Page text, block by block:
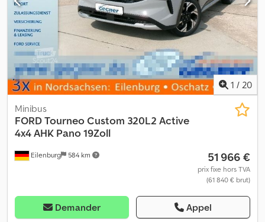
1 / 20
Eilenburg 584 km
Minibus
FORDTourneo Custom 320L2 Active
4x4 AHK Pano 19Zoll
51 966 €
prix fixe hors TVA
(61 840 € brut)
Demander Appel